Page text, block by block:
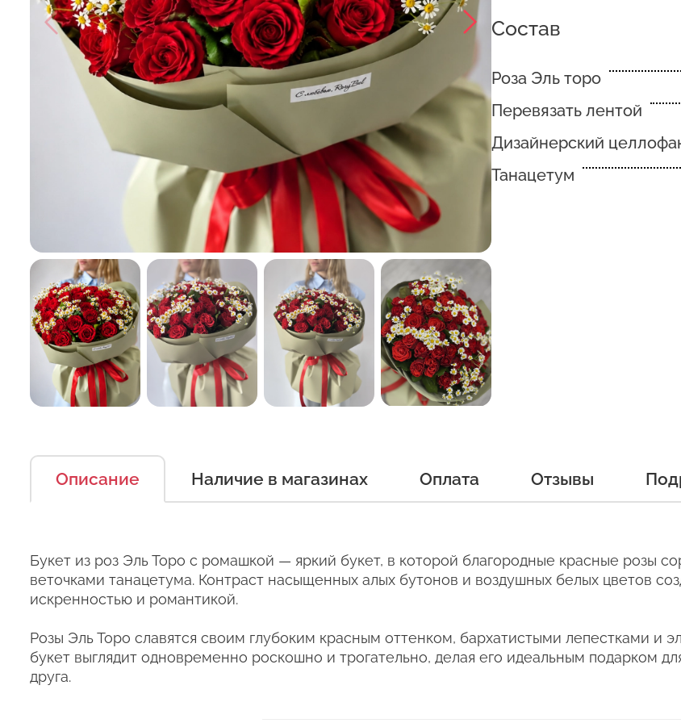
Состав
Роза Эль торо
Перевязать лентой
Дизайнерский
Танацетум
Описание Наличие в магазинах Оплата Отзывы
Букет из роз Эль Торо с ромашкой — яркий букет, в которой благородные красные розы
веточками танацетума. Контраст насыщенных алых бутонов и воздушных белых цветов
искренностью и романтикой.
Розы Эль Торо славятся своим глубоким красным оттенком, бархатистыми лепестками и
букет выглядит одновременно роскошно и трогательно, делая его идеальным подарком
друга.
Цена/Качество:
Как ухаживать за
можно дольше.
Правила ухода за срезанными цветами:
2. Минимизируйте нахождение цветов в холодное время года на улице.
Выберите дату доставки
Контакты
"Таня" 70 см